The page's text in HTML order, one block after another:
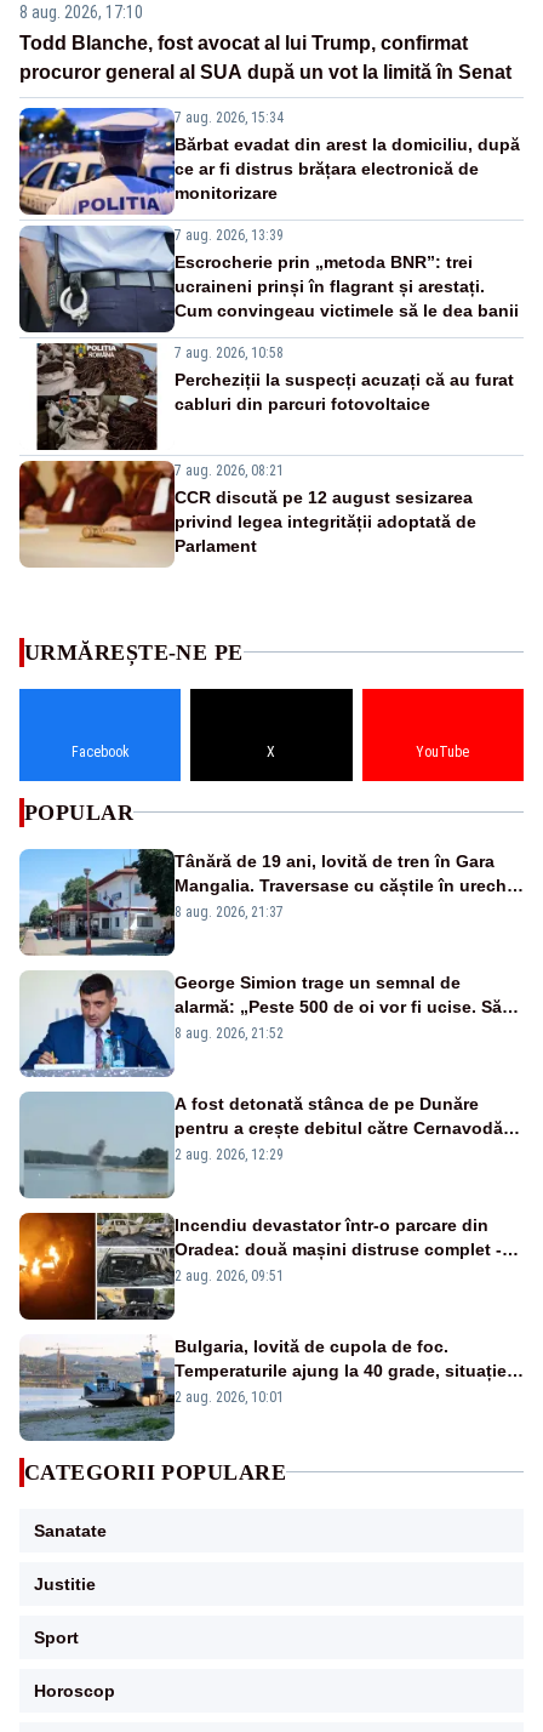
8 aug. 2026, 17:10
Todd Blanche, fost avocat al lui Trump, confirmat
procuror general al SUA după un vot la limită în Senat
7 aug. 2026, 15:34
Bărbat evadat din arest la domiciliu, după
ce ar fi distrus brățara electronică de
monitorizare
7 aug. 2026, 13:39
Escrocherie prin „metoda BNR”: trei
ucraineni prinși în flagrant și arestați.
Cum convingeau victimele să le dea banii
7 aug. 2026, 10:58
Percheziții la suspecți acuzați că au furat
cabluri din parcuri fotovoltaice
7 aug. 2026, 08:21
CCR discută pe 12 august sesizarea
privind legea integrității adoptată de
Parlament
URMĂREȘTE-NE PE
Facebook X YouTube
POPULAR
Tânără de 19 ani, lovită de tren în Gara
Mangalia. Traversase cu căștile în urechi
liniile printr-un loc nepermis
8 aug. 2026, 21:37
George Simion trage un semnal de
alarmă: „Peste 500 de oi vor fi ucise. Să
vedem dacă ciobanii vor fi despăgubiți”
8 aug. 2026, 21:52
A fost detonată stânca de pe Dunăre
pentru a crește debitul către Cernavodă –
VIDEO
2 aug. 2026, 12:29
Incendiu devastator într-o parcare din
Oradea: două mașini distruse complet -
VIDEO
2 aug. 2026, 09:51
Bulgaria, lovită de cupola de foc.
Temperaturile ajung la 40 grade, situație
critică pe Dunăre
2 aug. 2026, 10:01
CATEGORII POPULARE
Sanatate
Justitie
Sport
Horoscop